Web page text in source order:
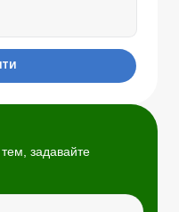
тем, задавайте